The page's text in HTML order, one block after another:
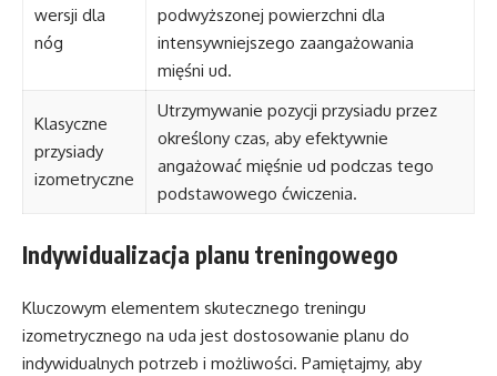
wersji dla
nóg
podwyższonej powierzchni dla
intensywniejszego zaangażowania
mięśni ud.
Klasyczne
przysiady
izometryczne
Utrzymywanie pozycji przysiadu przez
określony czas, aby efektywnie
angażować mięśnie ud podczas tego
podstawowego ćwiczenia.
Indywidualizacja planu treningowego
Kluczowym elementem skutecznego treningu
izometrycznego na uda jest dostosowanie planu do
indywidualnych potrzeb i możliwości. Pamiętajmy, aby